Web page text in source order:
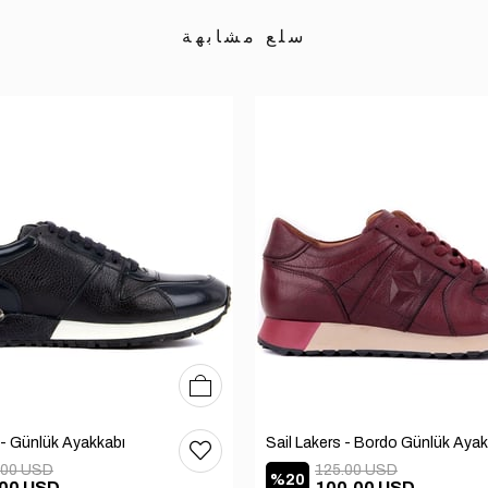
سلع مشابهة
Günlük Ayakkabı
USD
394041 42
%20
125.00 USD